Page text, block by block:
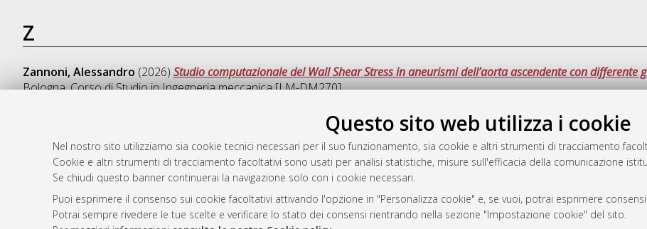
Questo sito web utilizza i cookie
Nel nostro sito utilizziamo sia cookie tecnici necessari per il suo funzionamento, sia cookie e altri strumenti di tracciamento
Cookie e altri strumenti di tracciamento facoltativi sono usati per analisi statistiche, misure sull'efficacia della comunicazione
Se chiudi questo banner continuerai la navigazione solo con i cookie necessari.
Puoi esprimere il consenso sui cookie facoltativi attivando l'opzione in "Personalizza cookie" e, se vuoi, potrai esprimere
Potrai sempre rivedere le tue scelte e verificare lo stato dei consensi rientrando nella sezione "Impostazione cookie" del sito.
Z
Zannoni, Alessandro (2026) Studio computazionale del Wall Shear Stress in aneurismi dell’aorta ascendente con differente
Bologna, Corso di Studio inIngegneria meccanica [LM-DM270]
Atom
Rss 2.0
AMS Laurea
Servizio implementato e gestito da
Impostazioni Cookie
Informativa sulla privacy